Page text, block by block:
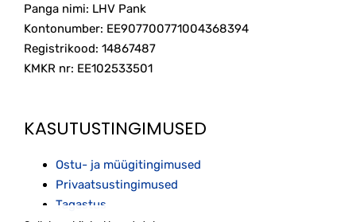
Panga nimi: LHV Pank
Kontonumber: EE907700771004368394
Registrikood: 14867487
KMKR nr: EE102533501
KASUTUSTINGIMUSED
Ostu- ja müügitingimused
Privaatsustingimused
Tagastus